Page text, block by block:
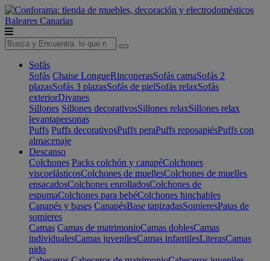
Baleares Canarias
Sofás
Sofás Chaise LongueRinconerasSofás camaSofás 2
plazasSofás 3 plazasSofás de pielSofás relaxSofás
exteriorDivanes
Sillones Sillones decorativosSillones relaxSillones relax
levantapersonas
Puffs Puffs decorativosPuffs peraPuffs reposapiésPuffs con
almacenaje
Descanso
Colchones Packs colchón y canapéColchones
viscoelásticosColchones de muellesColchones de muelles
ensacadosColchones enrolladosColchones de
espumaColchones para bebéColchones hinchables
Canapés y bases CanapésBase tapizadasSomieresPatas de
somieres
Camas Camas de matrimonioCamas doblesCamas
individualesCamas juvenilesCamas infantilesLiterasCamas
nido